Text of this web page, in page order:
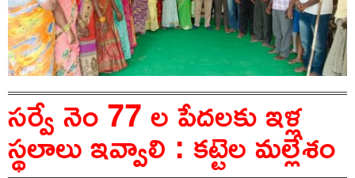
సర్వే నెం 77 ల పేదలకు ఇళ్ల
స్థలాలు ఇవ్వాలి : కట్టెల మల్లేశం